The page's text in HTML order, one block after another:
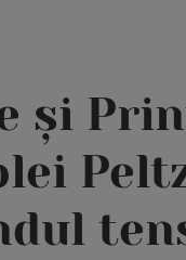
și